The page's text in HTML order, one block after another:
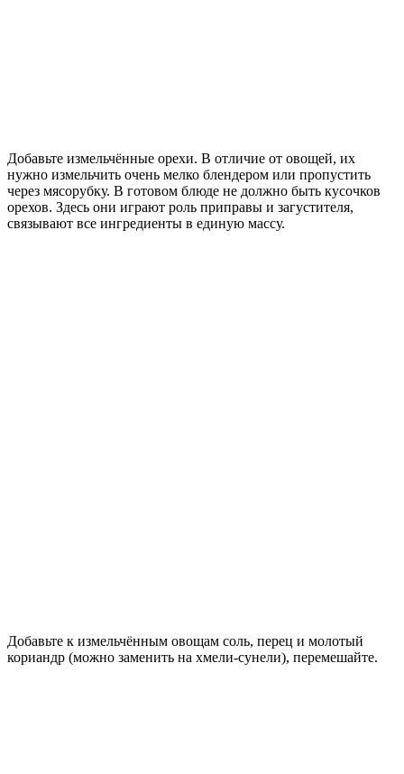
Добавьте измельчённые орехи. В отличие от овощей, их
нужно измельчить очень мелко блендером или пропустить
через мясорубку. В готовом блюде не должно быть кусочков
орехов. Здесь они играют роль приправы и загустителя,
связывают все ингредиенты в единую массу.
Добавьте к измельчённым овощам соль, перец и молотый
кориандр (можно заменить на хмели-сунели), перемешайте.